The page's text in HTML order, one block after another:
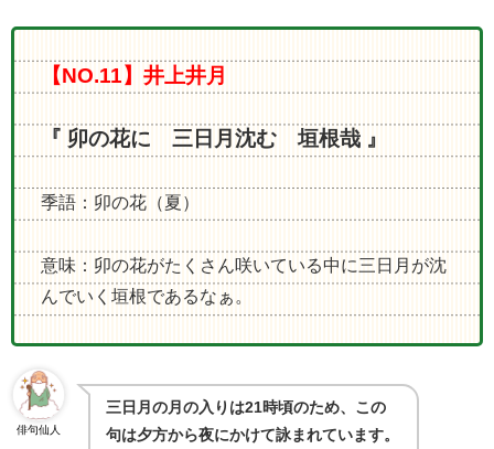
【NO.11】井上井月
『 卯の花に 三日月沈む 垣根哉 』
季語：卯の花（夏）
意味：卯の花がたくさん咲いている中に三日月が沈
んでいく垣根であるなぁ。
俳句仙人
三日月の月の入りは21時頃のため、この
句は夕方から夜にかけて詠まれています。